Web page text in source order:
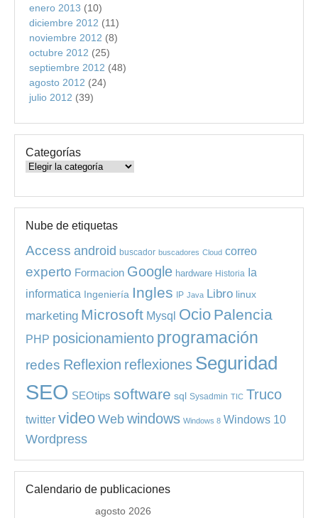
enero 2013 (10)
diciembre 2012 (11)
noviembre 2012 (8)
octubre 2012 (25)
septiembre 2012 (48)
agosto 2012 (24)
julio 2012 (39)
Categorías
Categorías
Nube de etiquetas
Access android buscador buscadores Cloud correo
experto Formacion Google hardware Historia Ia
informatica Ingeniería Ingles IP Java Libro linux
marketing Microsoft Mysql Ocio Palencia
PHP posicionamiento programación
redes Reflexion reflexiones Seguridad
SEO SEOtips software sql Sysadmin TIC Truco
twitter video Web windows Windows 8 Windows 10
Wordpress
Calendario de publicaciones
agosto 2026